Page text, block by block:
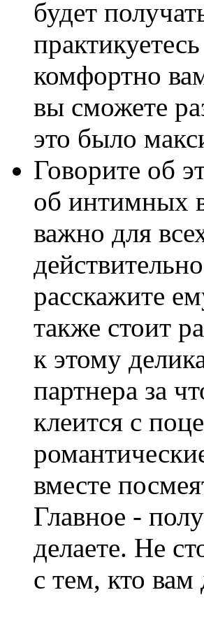
будет
комфортно
вы сможете
это было
Говорите об
об интимных
важно для
расскажите
также стоит
к этому
партнера за
клеится с
вместе
Главное -
делаете. Не
с тем, кто вам